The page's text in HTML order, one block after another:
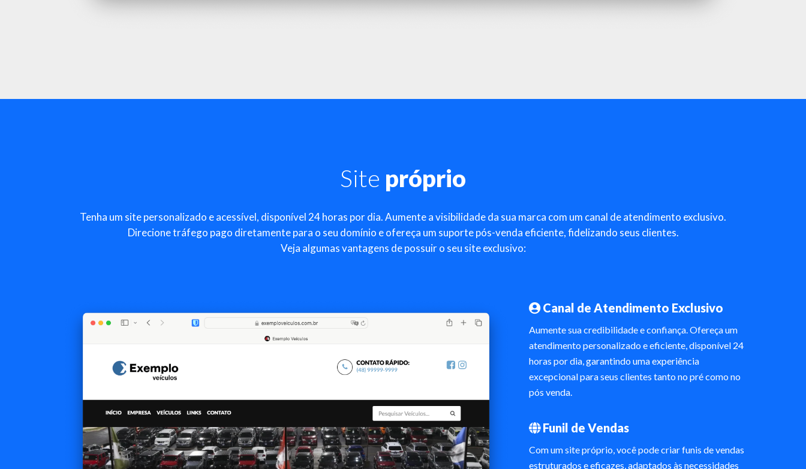
Site próprio
Tenha um site personalizado e acessível, disponível 24 horas por dia. Aumente a visibilidade da sua marca com um canal de atendimento exclusivo.
Direcione tráfego pago diretamente para o seu domínio e ofereça um suporte pós-venda eficiente, fidelizando seus clientes.
Veja algumas vantagens de possuir o seu site exclusivo:
Canal de Atendimento Exclusivo
Aumente sua credibilidade e confiança. Ofereça um
atendimento personalizado e eficiente, disponível 24
horas por dia, garantindo uma experiência
excepcional para seus clientes tanto no pré como no
pós venda.
Funil de Vendas
Com um site próprio, você pode criar funis de vendas
estruturados e eficazes, adaptados às necessidades